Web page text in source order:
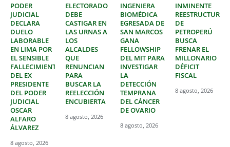
PODER
JUDICIAL
DECLARA
DUELO
LABORABLE
EN LIMA POR
EL SENSIBLE
FALLECIMIENTO
DEL EX
PRESIDENTE
DEL PODER
JUDICIAL
OSCAR
ALFARO
ÁLVAREZ
8 agosto, 2026
ELECTORADO
DEBE
CASTIGAR EN
LAS URNAS A
LOS
ALCALDES
QUE
RENUNCIAN
PARA
BUSCAR LA
REELECCIÓN
ENCUBIERTA
8 agosto, 2026
INGENIERA
BIOMÉDICA
EGRESADA DE
SAN MARCOS
GANA
FELLOWSHIP
DEL MIT PARA
INVESTIGAR
LA
DETECCIÓN
TEMPRANA
DEL CÁNCER
DE OVARIO
8 agosto, 2026
INMINENTE
DE
PETROPERÚ
BUSCA
FRENAR EL
MILLONARIO
DÉFICIT
FISCAL
8 agosto, 2026